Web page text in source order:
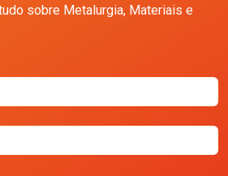
sobre Metalurgia, Materiais e